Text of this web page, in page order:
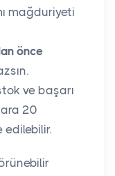
mağduriyeti
önce
ve başarı
20